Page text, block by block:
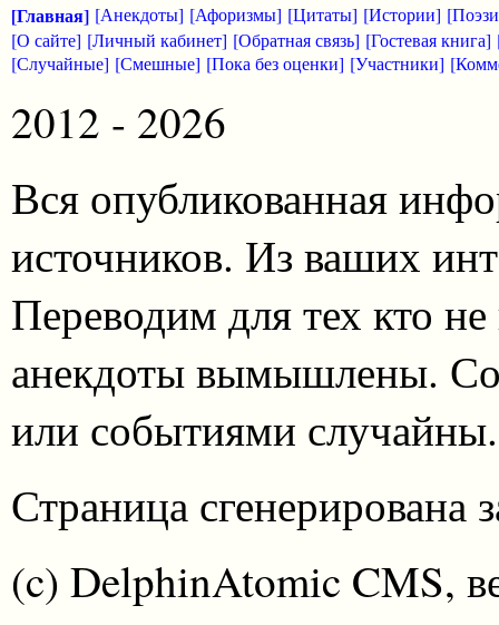
[Главная] [Анекдоты] [Афоризмы] [Цитаты] [Истории]
[О сайте] [Личный кабинет] [Обратная связь] [Гостевая книга]
[Случайные] [Смешные] [Пока без оценки] [Участники]
2012 - 2026
Вся опубликованная
источников. Из ваших
Переводим для тех кто
анекдоты вымышлены.
или событиями случайны.
Страница сгенерирована
(c) DelphinAtomic CMS,